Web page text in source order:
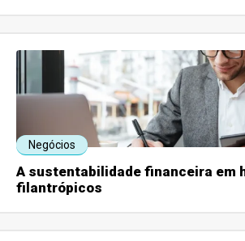
Negócios
A sustentabilidade financeira em
filantrópicos